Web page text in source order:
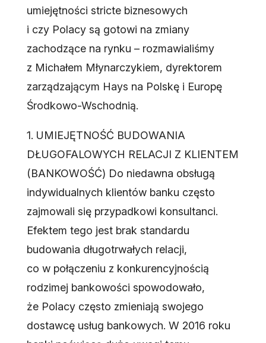
umiejętności stricte biznesowych
i czy Polacy są gotowi na zmiany
zachodzące na rynku – rozmawialiśmy
z Michałem Młynarczykiem, dyrektorem
zarządzającym Hays na Polskę i Europę
Środkowo-Wschodnią.
1. UMIEJĘTNOŚĆ BUDOWANIA
DŁUGOFALOWYCH RELACJI Z KLIENTEM
(BANKOWOŚĆ) Do niedawna obsługą
indywidualnych klientów banku często
zajmowali się przypadkowi konsultanci.
Efektem tego jest brak standardu
budowania długotrwałych relacji,
co w połączeniu z konkurencyjnością
rodzimej bankowości spowodowało,
że Polacy często zmieniają swojego
dostawcę usług bankowych. W 2016 roku